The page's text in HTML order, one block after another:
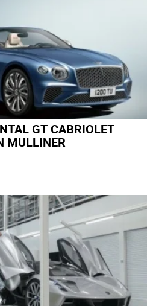
GT CABRIOLET
MULLINER